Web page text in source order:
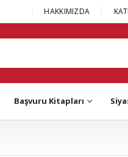
HAKKIMIZDA
Başvuru Kitapları